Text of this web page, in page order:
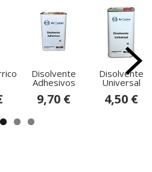
Disolvente
Adhesivos
9,70 €
Disolvente
Universal
4,50 €